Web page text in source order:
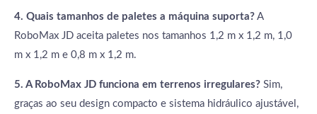
4. Quais tamanhos de paletes a máquina suporta? A
RoboMax JD aceita paletes nos tamanhos 1,2 m x 1,2 m, 1,0
m x 1,2 m e 0,8 m x 1,2 m.
5. A RoboMax JD funciona em terrenos irregulares? Sim,
graças ao seu design compacto e sistema hidráulico ajustável,